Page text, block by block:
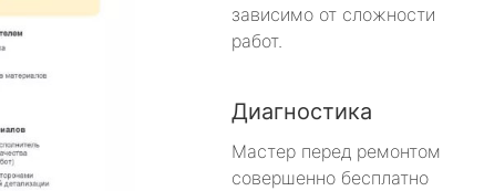
зависимо от сложности
работ.
Диагностика
Мастер перед ремонтом
совершенно бесплатно